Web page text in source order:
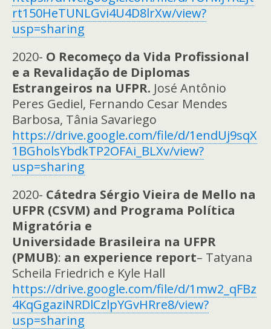
rt150HeTUNLGvi4U4D8lrXw/view?
usp=sharing
2020- O Recomeço da Vida Profissional
e a Revalidação de Diplomas
Estrangeiros na UFPR. José Antônio
Peres Gediel, Fernando Cesar Mendes
Barbosa, Tânia Savariego
https://drive.google.com/file/d/1endUj9sqX
1BGholsYbdkTP2OFAi_BLXv/view?
usp=sharing
2020- Cátedra Sérgio Vieira de Mello na
UFPR (CSVM) and Programa Política
Migratória e
Universidade Brasileira na UFPR
(PMUB): an experience report– Tatyana
Scheila Friedrich e Kyle Hall
https://drive.google.com/file/d/1mw2_qFBz
4KqGgaziNRDlCzlpYGvHRre8/view?
usp=sharing